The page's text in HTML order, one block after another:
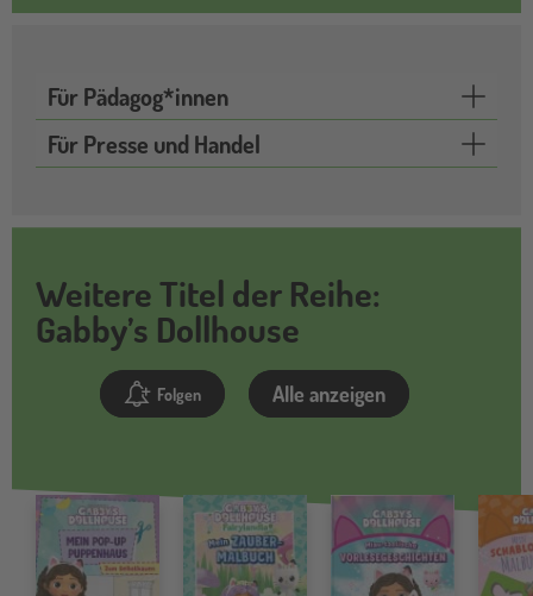
Für Pädagog*innen
Für Presse und Handel
Weitere Titel der Reihe:
Gabby’s Dollhouse
Folgen Alle anzeigen